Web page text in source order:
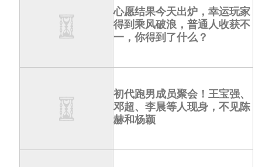
心愿结果今天出炉，幸运玩家
得到乘风破浪，普通人收获不
一，你得到了什么？
初代跑男成员聚会！王宝强、
邓超、李晨等人现身，不见陈
赫和杨颖